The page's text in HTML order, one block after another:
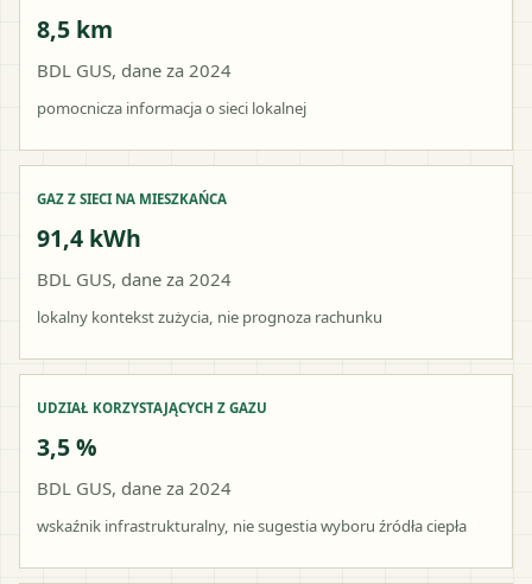
8,5 km
BDL GUS, dane za 2024
pomocnicza informacja o sieci lokalnej
GAZ Z SIECI NA MIESZKAŃCA
91,4 kWh
BDL GUS, dane za 2024
lokalny kontekst zużycia, nie prognoza rachunku
UDZIAŁ KORZYSTAJĄCYCH Z GAZU
3,5 %
BDL GUS, dane za 2024
wskaźnik infrastrukturalny, nie sugestia wyboru źródła ciepła